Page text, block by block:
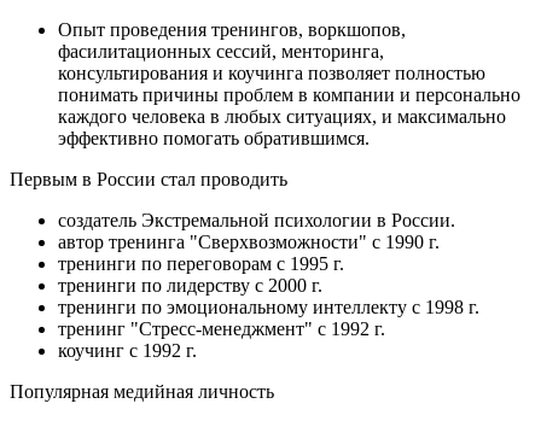
Опыт проведения тренингов, воркшопов,
фасилитационных сессий, менторинга,
консультирования и коучинга позволяет полностью
понимать причины проблем в компании и персонально
каждого человека в любых ситуациях, и максимально
эффективно помогать обратившимся.
Первым в России стал проводить
создатель Экстремальной психологии в России.
автор тренинга "Сверхвозможности" с 1990 г.
тренинги по переговорам с 1995 г.
тренинги по лидерству с 2000 г.
тренинги по эмоциональному интеллекту с 1998 г.
тренинг "Стресс-менеджмент" с 1992 г.
коучинг с 1992 г.
Популярная медийная личность